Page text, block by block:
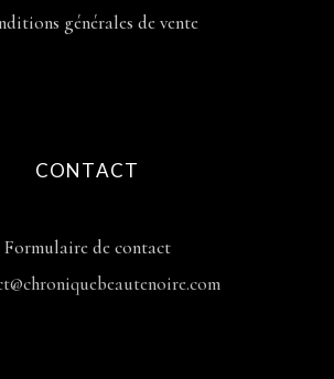
générales de vente
CONTACT
Formulaire de contact